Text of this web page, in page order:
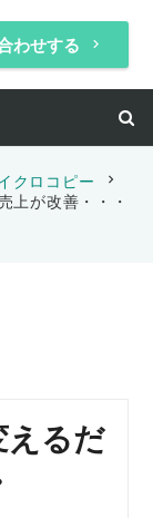
わせする keyboard_arrow_right
クロコピー chevron_right
上が改善・・・
えるだ